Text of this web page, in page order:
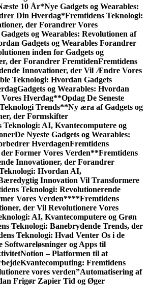
10 År*Nye Gadgets og Wearables:
Din Hverdag*Fremtidens Teknologi:
der Forandrer Vores
og Wearables: Revolutionen af
Gadgets og Wearables Forandrer
inden for Gadgets og
der Forandrer FremtidenFremtidens
Innovationer, der Vil Ændre Vores
Teknologi: Hvordan Gadgets
Gadgets og Wearables: Hvordan
Hverdag**Opdag De Seneste
Trends**Ny æra af Gadgets og
der Formskifter
Teknologi: AI, Kvantecomputere og
De Nyeste Gadgets og Wearables:
HverdagenFremtidens
Former Vores Verden**Fremtidens
Innovationer, der Forandrer
Hvordan AI,
Innovation Vil Transformere
Teknologi: Revolutionerende
Vores Verden****Fremtidens
der Vil Revolutionere Vores
AI, Kvantecomputere og Grøn
Teknologi: Banebrydende Trends, der
Teknologi: Hvad Venter Os i de
Softwareløsninger og Apps til
Notion – Platformen til at
Kvantecomputing: Fremtidens
vores verden”Automatisering af
Frigør Zapier Tid og Øger